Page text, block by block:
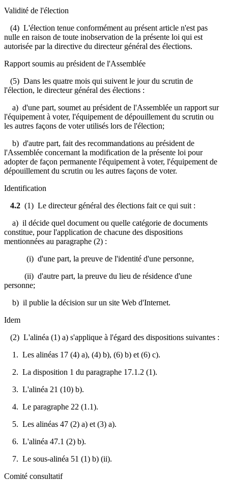
Validité de l'élection
(4) L'élection tenue conformément au présent article n'est pas
nulle en raison de toute inobservation de la présente loi qui est
autorisée par la directive du directeur général des élections.
Rapport soumis au président de l'Assemblée
(5) Dans les quatre mois qui suivent le jour du scrutin de
l'élection, le directeur général des élections :
a) d'une part, soumet au président de l'Assemblée un rapport sur
l'équipement à voter, l'équipement de dépouillement du scrutin ou
les autres façons de voter utilisés lors de l'élection;
b) d'autre part, fait des recommandations au président de
l'Assemblée concernant la modification de la présente loi pour
adopter de façon permanente l'équipement à voter, l'équipement de
dépouillement du scrutin ou les autres façons de voter.
Identification
4.2 (1) Le directeur général des élections fait ce qui suit :
a) il décide quel document ou quelle catégorie de documents
constitue, pour l'application de chacune des dispositions
mentionnées au paragraphe (2) :
(i) d'une part, la preuve de l'identité d'une personne,
(ii) d'autre part, la preuve du lieu de résidence d'une
personne;
b) il publie la décision sur un site Web d'Internet.
Idem
(2) L'alinéa (1) a) s'applique à l'égard des dispositions suivantes :
1. Les alinéas 17 (4) a), (4) b), (6) b) et (6) c).
2. La disposition 1 du paragraphe 17.1.2 (1).
3. L'alinéa 21 (10) b).
4. Le paragraphe 22 (1.1).
5. Les alinéas 47 (2) a) et (3) a).
6. L'alinéa 47.1 (2) b).
7. Le sous-alinéa 51 (1) b) (ii).
Comité consultatif